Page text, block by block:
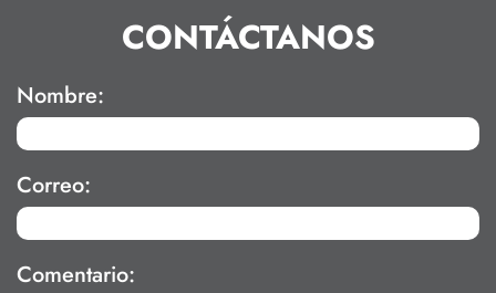
CONTÁCTANOS
Nombre:
Correo:
Comentario: